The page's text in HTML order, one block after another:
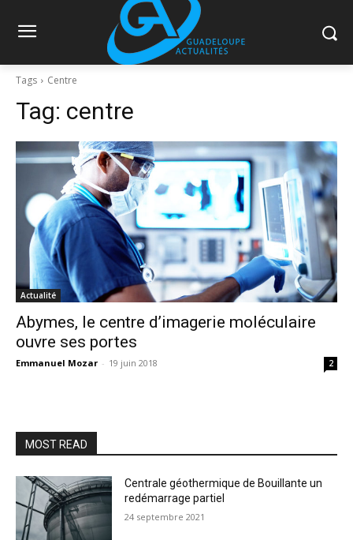
Tags Centre
Tag: centre
Actualité
Abymes, le centre d’imagerie moléculaire
ouvre ses portes
Emmanuel Mozar - 19 juin 2018 2
MOST READ
Centrale géothermique de Bouillante un
redémarrage partiel
24 septembre 2021